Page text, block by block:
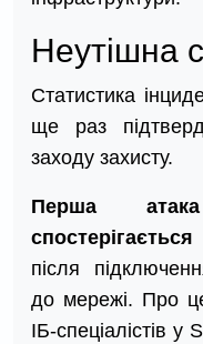
Неутішна
Статистика
ще раз
заходу захисту.
Перша
після
до мережі. Про
ІБ-спеціалістів